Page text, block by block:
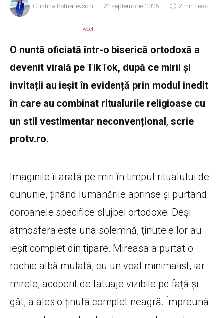
Cristina Botnarevschi 22 septembrie 2025 2 min read
Tweet
O nuntă oficiată într-o biserică ortodoxă a
devenit virală pe TikTok, după ce mirii și
invitații au ieșit în evidență prin modul inedit
în care au combinat ritualurile religioase cu
un stil vestimentar neconvențional, scrie
protv.ro.
Imaginile îi arată pe miri în timpul ritualului de
cununie, ținând lumânările aprinse și purtând
coroanele specifice slujbei ortodoxe. Deși
atmosfera este una solemnă, ținutele lor au
ieșit complet din tipare. Mireasa a purtat o
rochie albă mulată, cu un voal minimalist, iar
mirele, acoperit de tatuaje vizibile pe față și
gât, a ales o ținută complet neagră. Împreună